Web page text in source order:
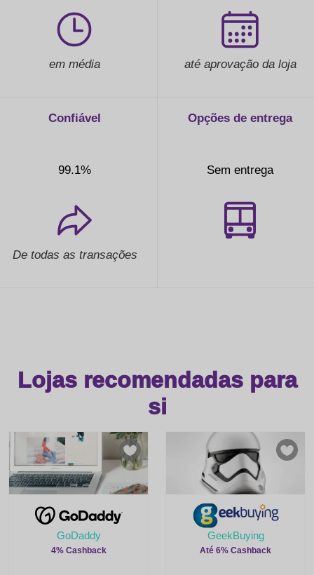
em média até aprovação da loja
Confiável
99.1%
De todas as transações
Opções de entrega
Sem entrega
Lojas recomendadas para
si
GoDaddy
4% Cashback
GeekBuying
Até 6% Cashback